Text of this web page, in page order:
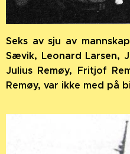
Seks av sju av
Sævik, Leonard Larsen,
Julius Remøy, Fritjof
Remøy, var ikke med på